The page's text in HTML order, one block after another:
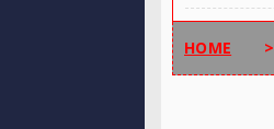
HOME >